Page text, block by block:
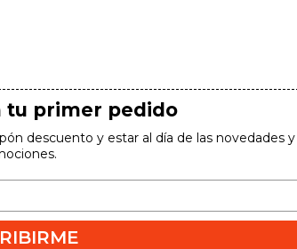
tu primer pedido
descuento y estar al día de las novedades y